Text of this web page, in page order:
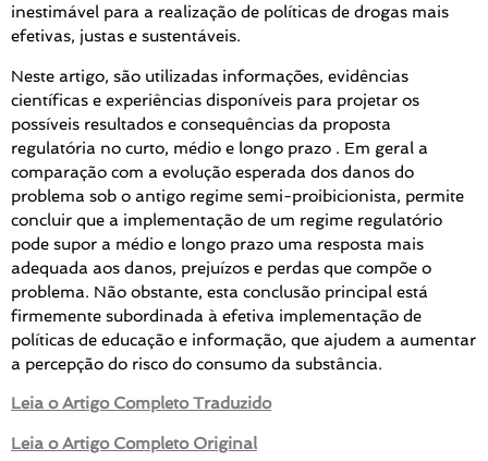
inestimável para a realização de políticas de drogas mais
efetivas, justas e sustentáveis.
Neste artigo, são utilizadas informações, evidências
científicas e experiências disponíveis para projetar os
possíveis resultados e consequências da proposta
regulatória no curto, médio e longo prazo . Em geral a
comparação com a evolução esperada dos danos do
problema sob o antigo regime semi-proibicionista, permite
concluir que a implementação de um regime regulatório
pode supor a médio e longo prazo uma resposta mais
adequada aos danos, prejuízos e perdas que compõe o
problema. Não obstante, esta conclusão principal está
firmemente subordinada à efetiva implementação de
políticas de educação e informação, que ajudem a aumentar
a percepção do risco do consumo da substância.
Leia o Artigo Completo Traduzido
Leia o Artigo Completo Original